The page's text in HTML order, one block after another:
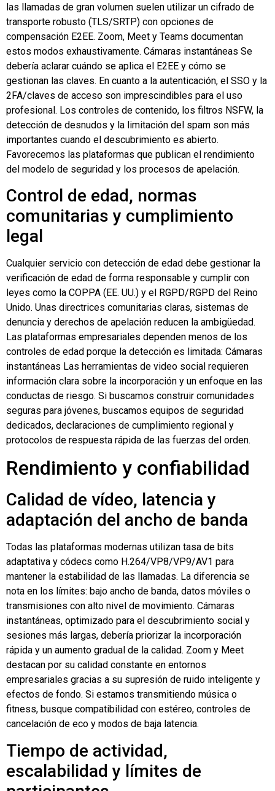
las llamadas de gran volumen suelen utilizar un cifrado de
transporte robusto (TLS/SRTP) con opciones de
compensación E2EE. Zoom, Meet y Teams documentan
estos modos exhaustivamente. Cámaras instantáneas Se
debería aclarar cuándo se aplica el E2EE y cómo se
gestionan las claves. En cuanto a la autenticación, el SSO y la
2FA/claves de acceso son imprescindibles para el uso
profesional. Los controles de contenido, los filtros NSFW, la
detección de desnudos y la limitación del spam son más
importantes cuando el descubrimiento es abierto.
Favorecemos las plataformas que publican el rendimiento
del modelo de seguridad y los procesos de apelación.
Control de edad, normas
comunitarias y cumplimiento
legal
Cualquier servicio con detección de edad debe gestionar la
verificación de edad de forma responsable y cumplir con
leyes como la COPPA (EE. UU.) y el RGPD/RGPD del Reino
Unido. Unas directrices comunitarias claras, sistemas de
denuncia y derechos de apelación reducen la ambigüedad.
Las plataformas empresariales dependen menos de los
controles de edad porque la detección es limitada: Cámaras
instantáneas Las herramientas de video social requieren
información clara sobre la incorporación y un enfoque en las
conductas de riesgo. Si buscamos construir comunidades
seguras para jóvenes, buscamos equipos de seguridad
dedicados, declaraciones de cumplimiento regional y
protocolos de respuesta rápida de las fuerzas del orden.
Rendimiento y confiabilidad
Calidad de vídeo, latencia y
adaptación del ancho de banda
Todas las plataformas modernas utilizan tasa de bits
adaptativa y códecs como H.264/VP8/VP9/AV1 para
mantener la estabilidad de las llamadas. La diferencia se
nota en los límites: bajo ancho de banda, datos móviles o
transmisiones con alto nivel de movimiento. Cámaras
instantáneas, optimizado para el descubrimiento social y
sesiones más largas, debería priorizar la incorporación
rápida y un aumento gradual de la calidad. Zoom y Meet
destacan por su calidad constante en entornos
empresariales gracias a su supresión de ruido inteligente y
efectos de fondo. Si estamos transmitiendo música o
fitness, busque compatibilidad con estéreo, controles de
cancelación de eco y modos de baja latencia.
Tiempo de actividad,
escalabilidad y límites de